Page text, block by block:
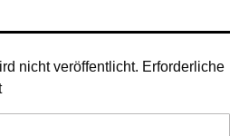
nicht veröffentlicht. Erforderliche